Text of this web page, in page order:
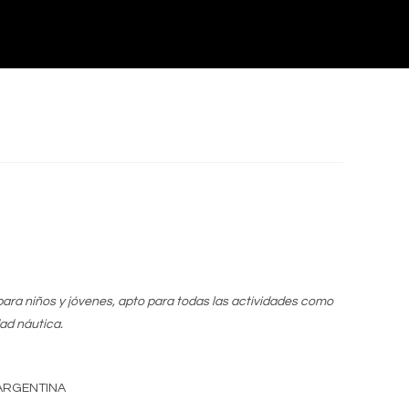
niños y jóvenes, apto para todas las actividades como
náutica.